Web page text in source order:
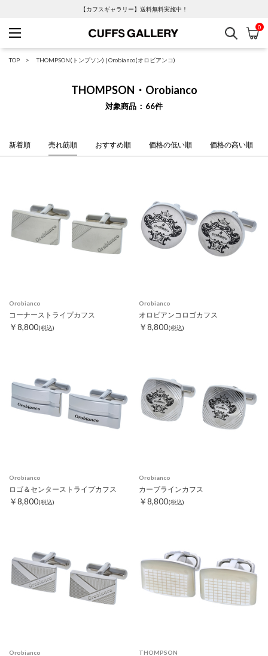
【カフスギャラリー】送料無料実施中！
Cuffs Gallery
検索 カ
0
TOP THOMPSON(トンプソン) | Orobianco(オロビアンコ)
THOMPSON・Orobianco
対象商品 66件
新着順 売れ筋順 おすすめ順 価格の低い順 価格の高い順
Orobianco
コーナーストライプカフス
￥8,800(税込)
Orobianco
オロビアンコロゴカフス
￥8,800(税込)
Orobianco
ロゴ＆センターストライプカフス
￥8,800(税込)
Orobianco
カーブラインカフス
￥8,800(税込)
Orobianco THOMPSON